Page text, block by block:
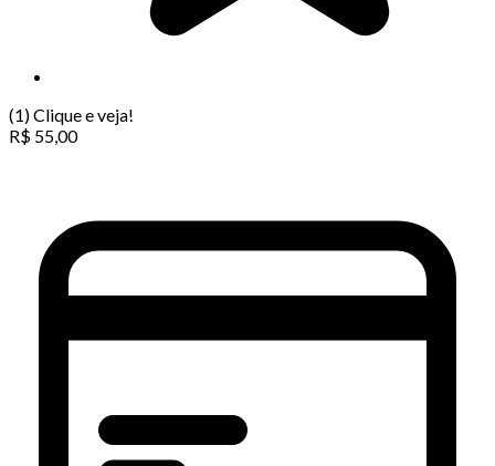
(1)Clique e veja!
R$ 55,00